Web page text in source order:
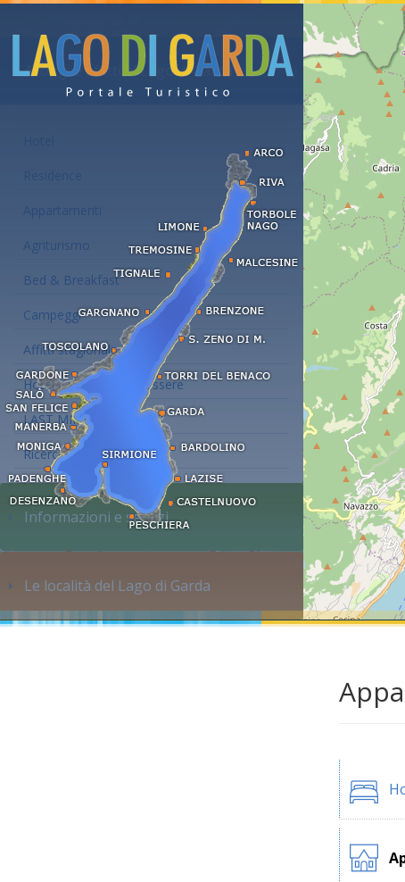
Alloggi e affitti al Lago di Garda
Appartamenti
Agriturismo
Bed & Breakfast
Campeggi
Affitti stagionali
Hotel con centro benessere
LAST MINUTE
Ricerca alloggi...
Informazioni e servizi
Le località del Lago di Garda